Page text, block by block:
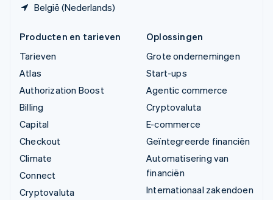
België (Nederlands)
Producten en tarieven
Tarieven
Atlas
Authorization Boost
Billing
Capital
Checkout
Climate
Connect
Cryptovaluta
Oplossingen
Grote ondernemingen
Start-ups
Agentic commerce
Cryptovaluta
E-commerce
Geïntegreerde financiën
Automatisering van
financiën
Internationaal zakendoen